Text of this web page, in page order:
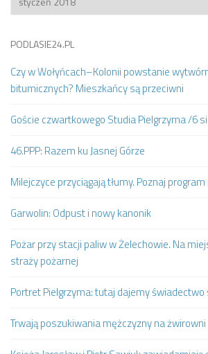
PODLASIE24.PL
Czy w Wołyńcach–Kolonii powstanie
bitumicznych? Mieszkańcy są przeciwni
Goście czwartkowego Studia Pielgrzyma /6
46.PPP: Razem ku Jasnej Górze
Milejczyce przyciągają tłumy. Poznaj
Garwolin: Odpust i nowy kanonik
Pożar przy stacji paliw w Żelechowie. Na
straży pożarnej
Portret Pielgrzyma: tutaj dajemy
Trwają poszukiwania mężczyzny na